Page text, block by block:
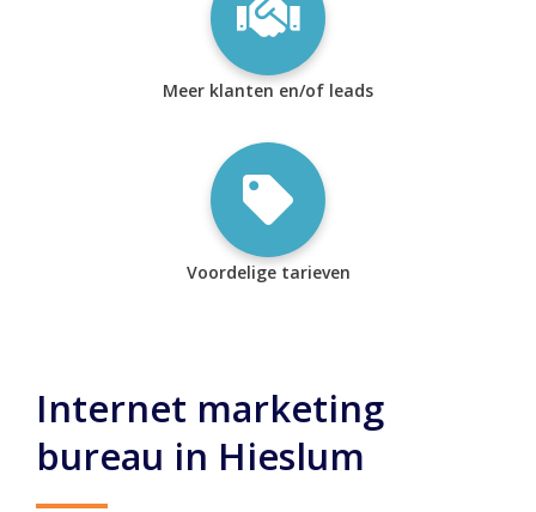
Meer klanten en/of leads
Voordelige tarieven
Internet marketing
bureau in Hieslum